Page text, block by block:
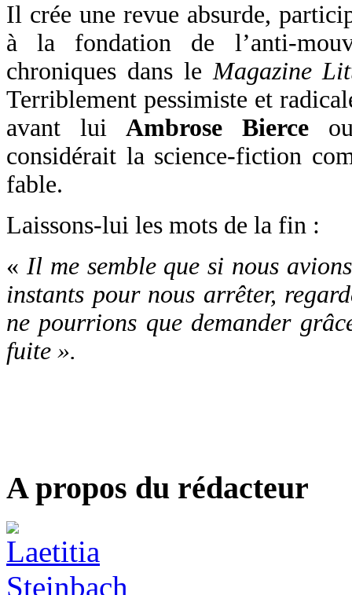
Il crée une revue absurde,
à la fondation de l’anti-
chroniques dans leMagazine
Terriblement pessimiste et
avant luiAmbrose Bierce
considérait la science-fiction
fable.
Laissons-lui les mots de la fin :
« Il me semble que si nous
instants pour nous arrêter,
ne pourrions que demander
fuite ».
A propos du rédacteur